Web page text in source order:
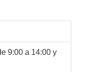
9:00 a 14:00 y